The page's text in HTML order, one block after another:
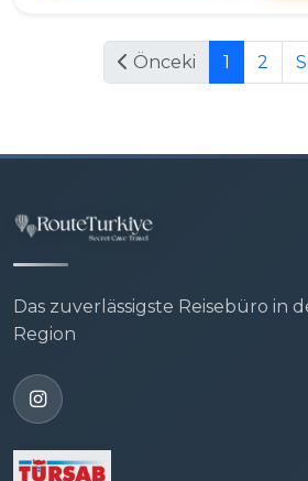
Önceki 1 2
Das zuverlässigste Reisebüro in
Region